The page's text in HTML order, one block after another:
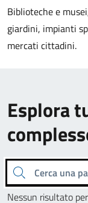
Biblioteche e
giardini, impianti
mercati cittadini.
Esplora
Cerca una parola chiave
Nessun risultato